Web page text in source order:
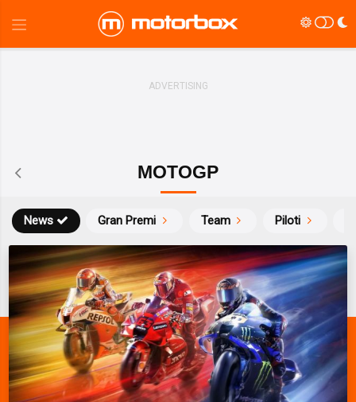
MOTOGP
News Gran Premi Team Piloti